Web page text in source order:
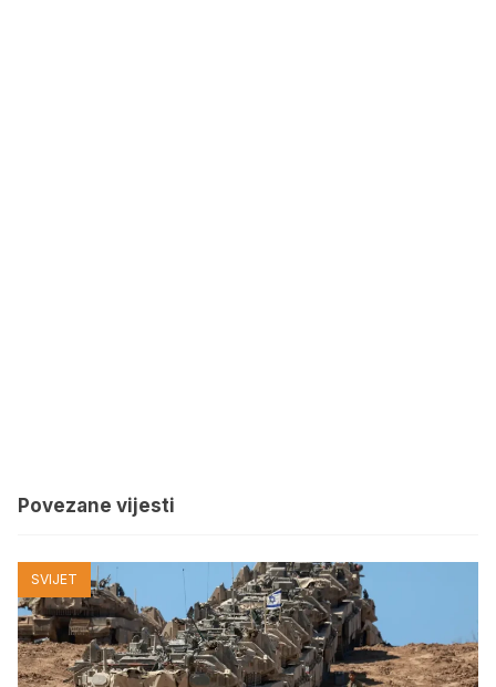
Povezane vijesti
SVIJET